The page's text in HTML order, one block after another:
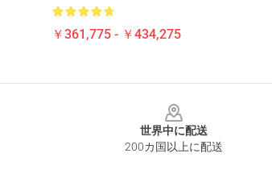
￥361,775 - ￥434,275
世界中に配送
200カ国以上に配送